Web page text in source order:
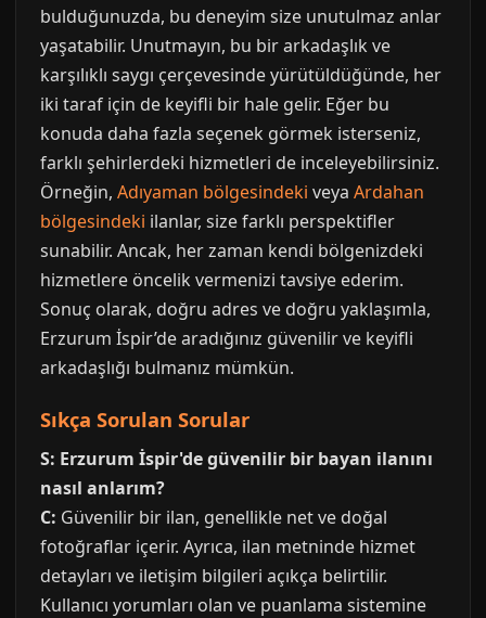
bulduğunuzda, bu deneyim size unutulmaz anlar
yaşatabilir. Unutmayın, bu bir arkadaşlık ve
karşılıklı saygı çerçevesinde yürütüldüğünde, her
iki taraf için de keyifli bir hale gelir. Eğer bu
konuda daha fazla seçenek görmek isterseniz,
farklı şehirlerdeki hizmetleri de inceleyebilirsiniz.
Örneğin, Adıyaman bölgesindeki veya Ardahan
bölgesindeki ilanlar, size farklı perspektifler
sunabilir. Ancak, her zaman kendi bölgenizdeki
hizmetlere öncelik vermenizi tavsiye ederim.
Sonuç olarak, doğru adres ve doğru yaklaşımla,
Erzurum İspir’de aradığınız güvenilir ve keyifli
arkadaşlığı bulmanız mümkün.
Sıkça Sorulan Sorular
S: Erzurum İspir'de güvenilir bir bayan ilanını
nasıl anlarım?
C: Güvenilir bir ilan, genellikle net ve doğal
fotoğraflar içerir. Ayrıca, ilan metninde hizmet
detayları ve iletişim bilgileri açıkça belirtilir.
Kullanıcı yorumları olan ve puanlama sistemine